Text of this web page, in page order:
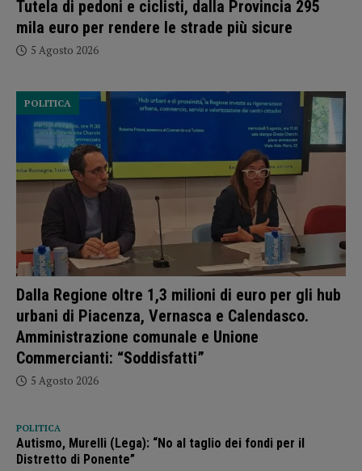
Tutela di pedoni e ciclisti, dalla Provincia 295
mila euro per rendere le strade più sicure
5 Agosto 2026
Dalla Regione oltre 1,3 milioni di euro per gli hub
urbani di Piacenza, Vernasca e Calendasco.
Amministrazione comunale e Unione
Commercianti: “Soddisfatti”
POLITICA
5 Agosto 2026
POLITICA
Autismo, Murelli (Lega): “No al taglio dei fondi per il
Distretto di Ponente”